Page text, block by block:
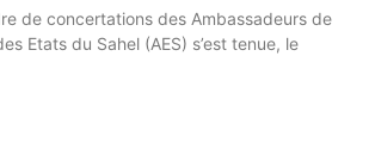
de concertations des Ambassadeurs de
Etats du Sahel (AES) s’est tenue, le